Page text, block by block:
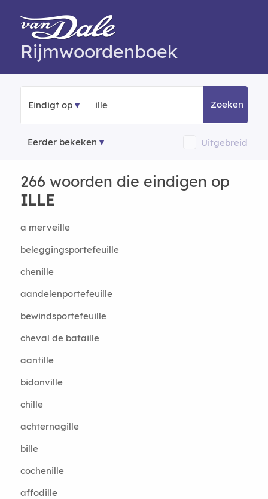
Rijmwoordenboek
Eindigt op Zoeken
Eerder bekeken Uitgebreid
266 woorden die eindigen op
ILLE
a merveille
beleggingsportefeuille
chenille
aandelenportefeuille
bewindsportefeuille
cheval de bataille
aantille
bidonville
chille
achternagille
bille
cochenille
affodille